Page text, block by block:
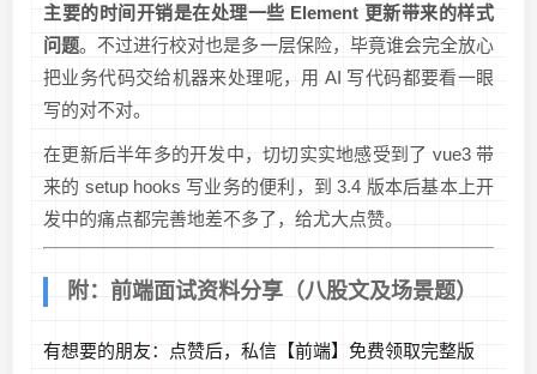
主要的时间开销是在处理一些 Element 更新带来的样式
问题。不过进行校对也是多一层保险，毕竟谁会完全放心
把业务代码交给机器来处理呢，用 AI 写代码都要看一眼
写的对不对。
在更新后半年多的开发中，切切实实地感受到了 vue3 带
来的 setup hooks 写业务的便利，到 3.4 版本后基本上开
发中的痛点都完善地差不多了，给尤大点赞。
附：前端面试资料分享（八股文及场景题）
有想要的朋友：点赞后，私信【前端】免费领取完整版